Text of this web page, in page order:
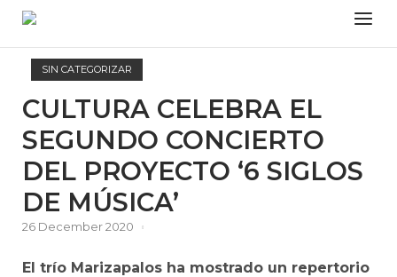
Skip
content
Menu
SIN CATEGORIZAR
CULTURA CELEBRA EL
SEGUNDO CONCIERTO
DEL PROYECTO ‘6 SIGLOS
DE MÚSICA’
26 December 2020
El trío Marizapalos ha mostrado un repertorio